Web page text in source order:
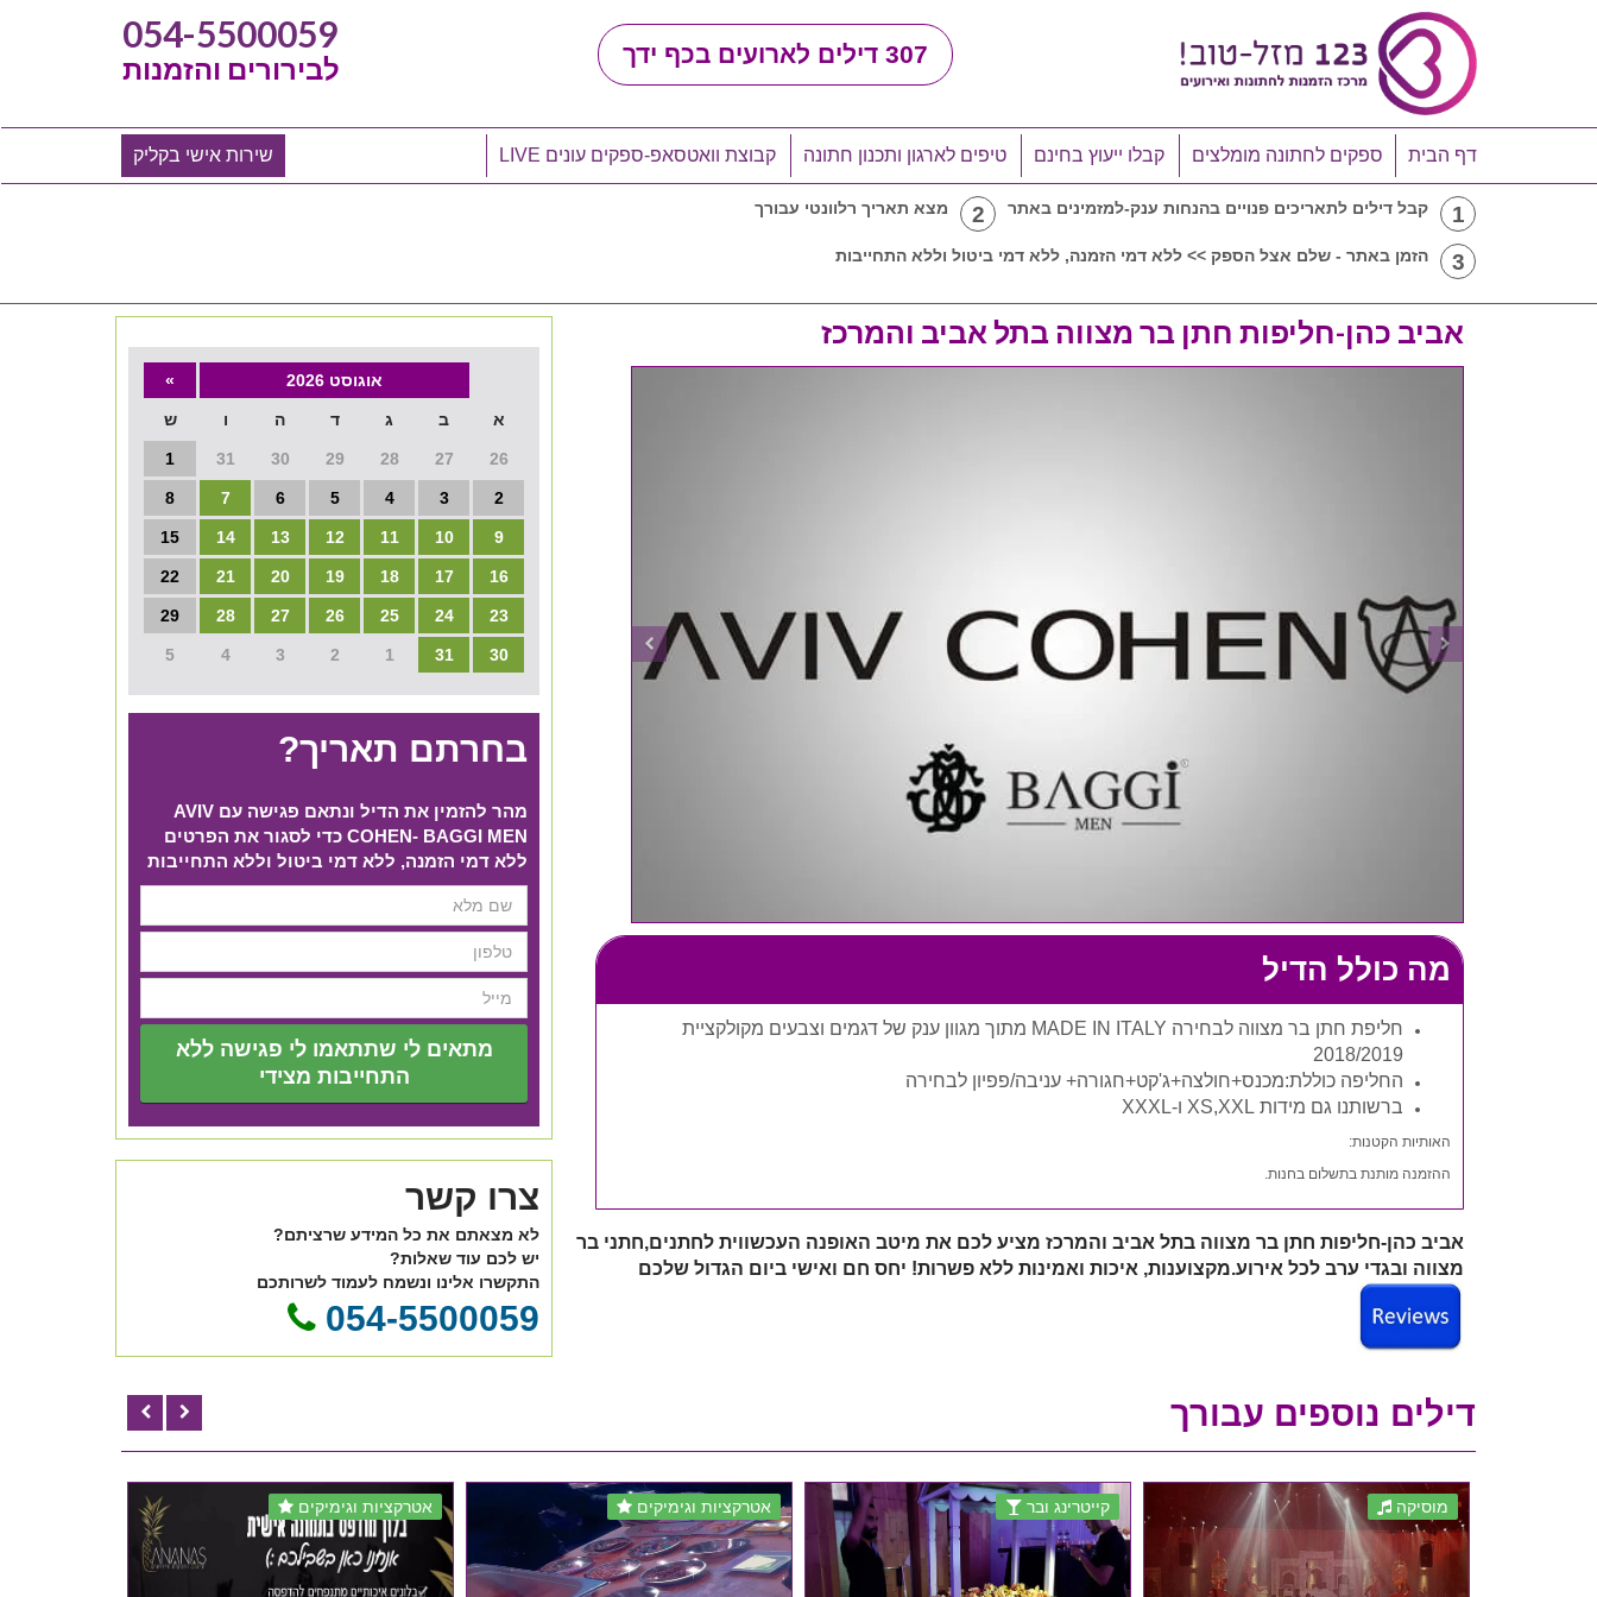
307 דילים לארועים בכף ידך 054-5500059
לבירורים והזמנות
דף הבית ספקים לחתונה מומלצים קבלו ייעוץ בחינם טיפים לארגון ותכנון חתונה קבוצת וואטסאפ-ספקים עונים LIVE שירות אישי בקליק
1 קבל דילים לתאריכים פנויים בהנחות ענק-למזמינים באתר 2 מצא תאריך רלוונטי עבורך
3 הזמן באתר - שלם אצל הספק >> ללא דמי הזמנה, ללא דמי ביטול וללא התחייבות
אוגוסט 2026 »
א ב ג ד ה ו ש
26
27
28
29
30
31
1
2
3
4
5
6
7
8
9
10
11
12
13
14
15
16
17
18
19
20
21
22
23
24
25
26
27
28
29
30
31
1
2
3
4
5
בחרתם תאריך?
מהר להזמין את הדיל ונתאם פגישה עם AVIV
COHEN- BAGGI MEN כדי לסגור את הפרטים​
ללא דמי הזמנה, ללא דמי ביטול וללא התחייבות
מתאים לי שתתאמו לי פגישה ללא
התחייבות מצידי
צרו קשר
לא מצאתם את כל המידע שרציתם?
יש לכם עוד שאלות?
התקשרו אלינו ונשמח לעמוד לשרותכם
054-5500059
אביב כהן-חליפות חתן בר מצווה בתל אביב והמרכז
מה כולל הדיל
חליפת חתן בר מצווה לבחירה MADE IN ITALY מתוך מגוון ענק של דגמים וצבעים מקולקציית
2018/2019
החליפה כוללת:מכנס+חולצה+ג'קט+חגורה+ עניבה/פפיון לבחירה
ברשותנו גם מידות XS,XXL ו-XXXL
האותיות הקטנות:
ההזמנה מותנת בתשלום בחנות.
אביב כהן-חליפות חתן בר מצווה בתל אביב והמרכז מציע לכם את מיטב האופנה העכשווית לחתנים,חתני בר
מצווה ובגדי ערב לכל אירוע.מקצוענות, איכות ואמינות ללא פשרות! יחס חם ואישי ביום הגדול שלכם
דילים נוספים עבורך
מוסיקה קייטרינג ובר אטרקציות וגימיקים אטרקציות וגימיקים